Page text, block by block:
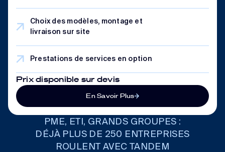
Choix des modèles, montage et
livraison sur site
Prestations de services en option
Prix disponible sur devis
En Savoir Plus
PME, ETI, GRANDS GROUPES :
DÉJÀ PLUS DE 250 ENTREPRISES
ROULENT AVEC TANDEM